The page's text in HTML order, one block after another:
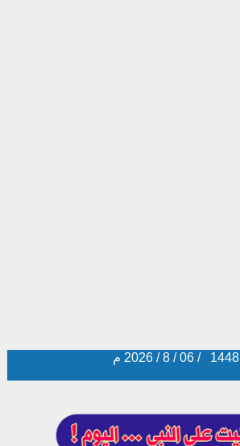
الخميس، 21 , 2 , 1448
/
06
/
8
/
2026 م